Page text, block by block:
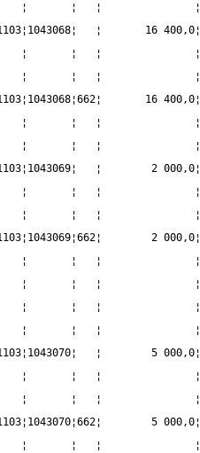
¦    ¦       ¦   ¦               ¦
¦       16 400,0¦
¦    ¦       ¦   ¦               ¦
¦   ¦    ¦       ¦   ¦               ¦
16 400,0¦
¦   ¦    ¦       ¦   ¦               ¦
¦    ¦       ¦   ¦               ¦
¦        2 000,0¦
¦    ¦       ¦   ¦               ¦
¦   ¦    ¦       ¦   ¦               ¦
2 000,0¦
¦   ¦    ¦       ¦   ¦               ¦
¦    ¦       ¦   ¦               ¦
¦    ¦       ¦   ¦               ¦
¦    ¦       ¦   ¦               ¦
¦        5 000,0¦
¦    ¦       ¦   ¦               ¦
¦   ¦    ¦       ¦   ¦               ¦
5 000,0¦
¦    ¦       ¦   ¦               ¦